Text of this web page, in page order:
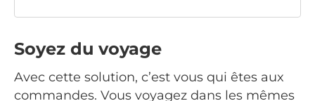
Soyez du voyage
Avec cette solution, c’est vous qui êtes aux
commandes. Vous voyagez dans les mêmes